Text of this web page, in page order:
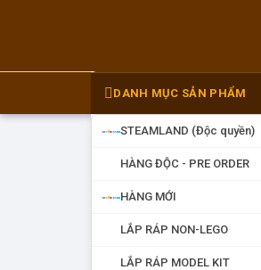
DANH MỤC SẢN PHẨM
DANH MỤC SẢN PHẨM
STEAMLAND (Độc quyền)
HÀNG ĐỘC - PRE ORDER
HÀNG MỚI
LẮP RÁP NON-LEGO
LẮP RÁP MODEL KIT